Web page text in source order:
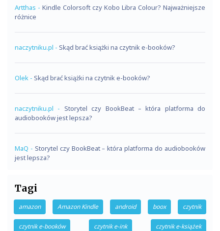
Artthas - Kindle Colorsoft czy Kobo Libra Colour? Najważniejsze
różnice
naczytniku.pl - Skąd brać książki na czytnik e-booków?
Olek - Skąd brać książki na czytnik e-booków?
naczytniku.pl - Storytel czy BookBeat – która platforma do
audiobooków jest lepsza?
MaQ - Storytel czy BookBeat – która platforma do audiobooków
jest lepsza?
Tagi
amazon Amazon Kindle android boox czytnik
czytnik e-booków czytnik e-ink czytnik e-książek